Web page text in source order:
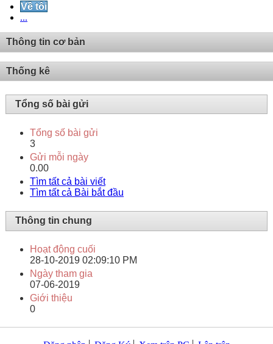
Về tôi
...
Thông tin cơ bản
Thống kê
Tổng số bài gửi
Tổng số bài gửi
3
Gửi mỗi ngày
0.00
Tìm tất cả bài viết
Tìm tất cả Bài bắt đầu
Thông tin chung
Hoạt động cuối
28-10-2019 02:09:10 PM
Ngày tham gia
07-06-2019
Giới thiệu
0